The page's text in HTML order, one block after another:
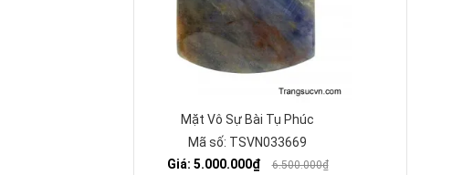
Mặt Vô Sự Bài Tụ Phúc
Mã số: TSVN033669
Giá: 5.000.000₫
6.500.000₫